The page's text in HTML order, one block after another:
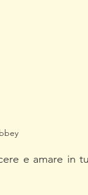
e amare in